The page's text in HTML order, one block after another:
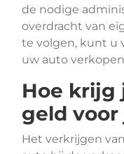
de nodige
overdracht van
te volgen, kunt u
uw auto
Hoe krijg
geld voor
Het verkrijgen